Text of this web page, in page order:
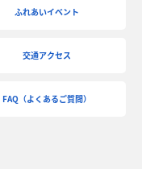
ふれあいイベント
交通アクセス
FAQ（よくあるご質問）